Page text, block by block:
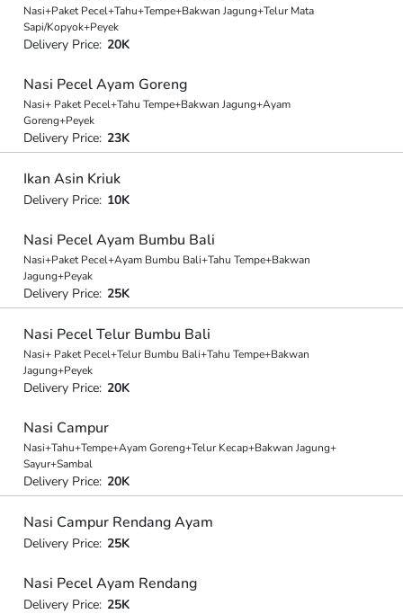
Nasi+Paket Pecel+Tahu+Tempe+Bakwan Jagung+Telur Mata
Sapi/Kopyok+Peyek
Delivery Price: 20K
Nasi Pecel Ayam Goreng
Nasi+ Paket Pecel+Tahu Tempe+Bakwan Jagung+Ayam
Goreng+Peyek
Delivery Price: 23K
Ikan Asin Kriuk
Delivery Price: 10K
Nasi Pecel Ayam Bumbu Bali
Nasi+Paket Pecel+Ayam Bumbu Bali+Tahu Tempe+Bakwan
Jagung+Peyak
Delivery Price: 25K
Nasi Pecel Telur Bumbu Bali
Nasi+ Paket Pecel+Telur Bumbu Bali+Tahu Tempe+Bakwan
Jagung+Peyek
Delivery Price: 20K
Nasi Campur
Nasi+Tahu+Tempe+Ayam Goreng+Telur Kecap+Bakwan Jagung+
Sayur+Sambal
Delivery Price: 20K
Nasi Campur Rendang Ayam
Delivery Price: 25K
Nasi Pecel Ayam Rendang
Delivery Price: 25K